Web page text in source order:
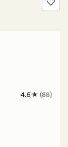
88
4.5 (88)